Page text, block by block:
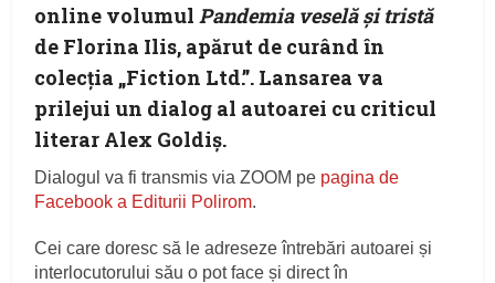
online volumul Pandemia veselă și tristă
de Florina Ilis, apărut de curând în
colecția „Fiction Ltd.”. Lansarea va
prilejui un dialog al autoarei cu criticul
literar Alex Goldiș.
Dialogul va fi transmis via ZOOM pe pagina de
Facebook a Editurii Polirom.
Cei care doresc să le adreseze întrebări autoarei și
interlocutorului său o pot face și direct în